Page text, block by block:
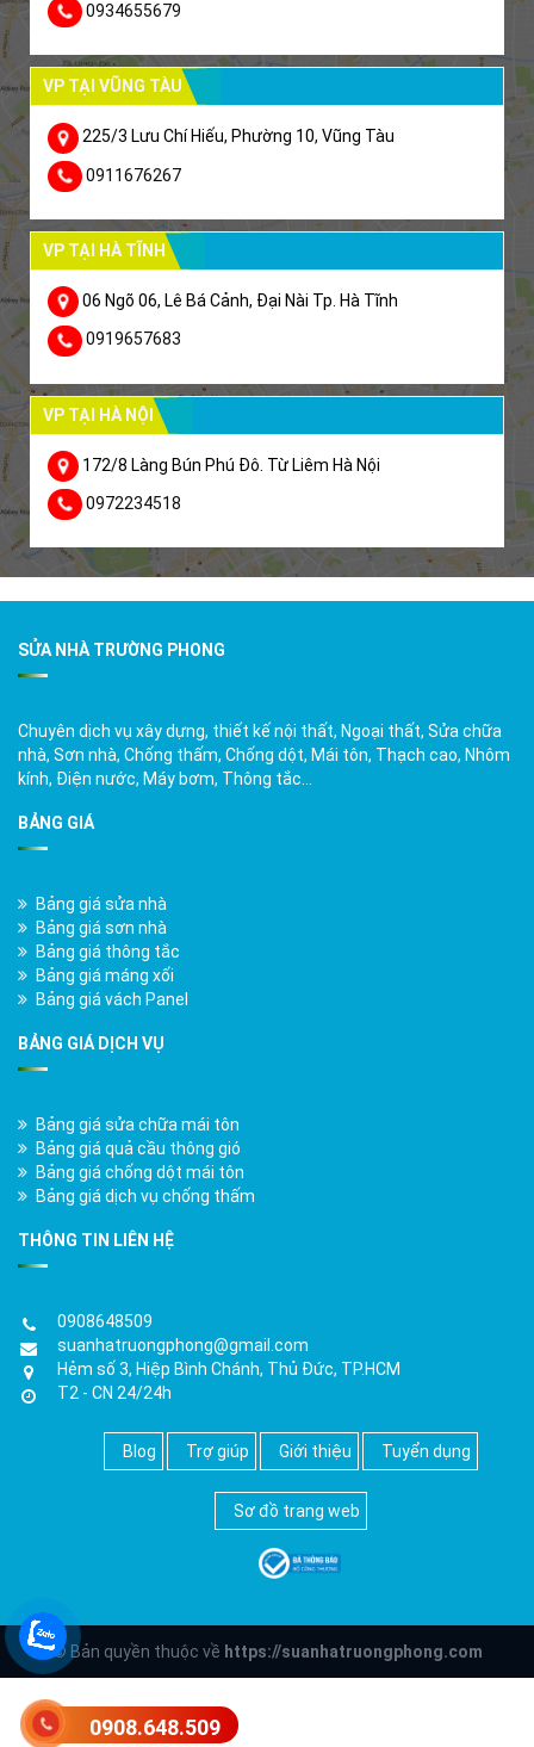
0934655679
VP TẠI VŨNG TÀU
225/3 Lưu Chí Hiếu, Phường 10, Vũng Tàu
0911676267
VP TẠI HÀ TĨNH
06 Ngõ 06, Lê Bá Cảnh, Đại Nài Tp. Hà Tĩnh
0919657683
VP TẠI HÀ NỘI
172/8 Làng Bún Phú Đô. Từ Liêm Hà Nội
0972234518
SỬA NHÀ TRƯỜNG PHONG
Chuyên dịch vụ xây dựng, thiết kế nội thất, Ngoại thất, Sửa chữa
nhà, Sơn nhà, Chống thấm, Chống dột, Mái tôn, Thạch cao, Nhôm
kính, Điện nước, Máy bơm, Thông tắc…
BẢNG GIÁ
Bảng giá sửa nhà
Bảng giá sơn nhà
Bảng giá thông tắc
Bảng giá máng xối
Bảng giá vách Panel
BẢNG GIÁ DỊCH VỤ
Bảng giá sửa chữa mái tôn
Bảng giá quả cầu thông gió
Bảng giá chống dột mái tôn
Bảng giá dịch vụ chống thấm
THÔNG TIN LIÊN HỆ
0908648509
suanhatruongphong@gmail.com
Hẻm số 3, Hiệp Bình Chánh, Thủ Đức, TP.HCM
T2 - CN 24/24h
Blog Trợ giúp Giới thiệu Tuyển dụng
Sơ đồ trang web
© Bản quyền thuộc về https://suanhatruongphong.com
0908.648.509